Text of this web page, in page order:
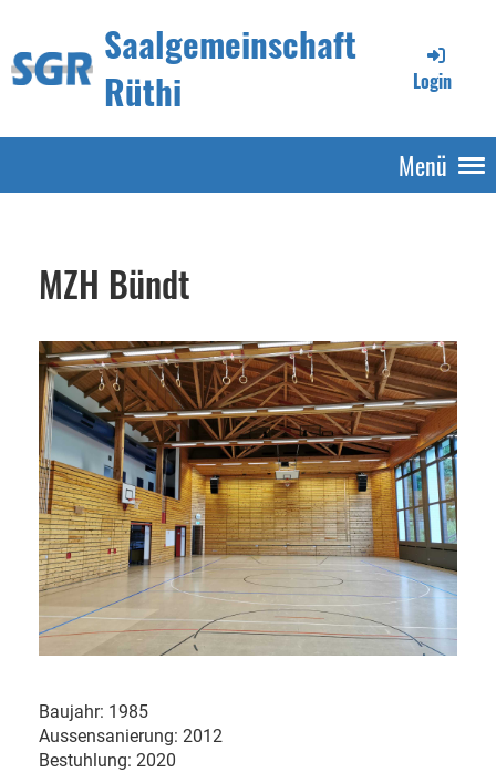
Saalgemeinschaft
Rüthi
Login
Menü
MZH Bündt
Baujahr: 1985
Aussensanierung: 2012
Bestuhlung: 2020